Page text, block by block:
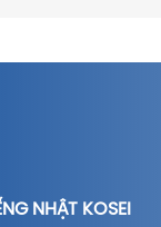
NHẬT KOSEI